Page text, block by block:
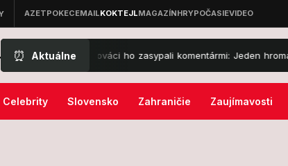
⏰ Aktuálne
Slováci ho zasypali komentármi: Jeden hromadný lístok...
Celebrity Slovensko Zahraničie Zaujímavosti